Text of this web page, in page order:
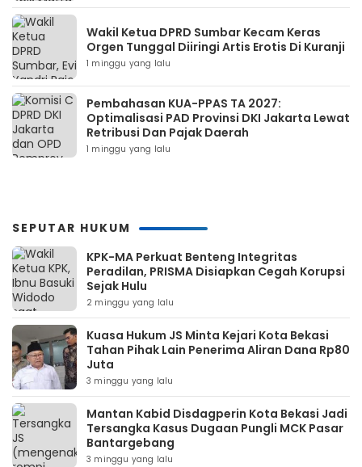
Wakil Ketua DPRD Sumbar Kecam Keras
Orgen Tunggal Diiringi Artis Erotis Di Kuranji
1 minggu yang lalu
Pembahasan KUA-PPAS TA 2027:
Optimalisasi PAD Provinsi DKI Jakarta Lewat
Retribusi Dan Pajak Daerah
1 minggu yang lalu
SEPUTAR HUKUM
KPK-MA Perkuat Benteng Integritas
Peradilan, PRISMA Disiapkan Cegah Korupsi
Sejak Hulu
2 minggu yang lalu
Kuasa Hukum JS Minta Kejari Kota Bekasi
Tahan Pihak Lain Penerima Aliran Dana Rp80
Juta
3 minggu yang lalu
Mantan Kabid Disdagperin Kota Bekasi Jadi
Tersangka Kasus Dugaan Pungli MCK Pasar
Bantargebang
3 minggu yang lalu